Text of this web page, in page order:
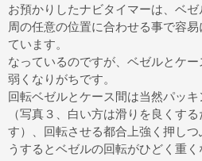
お預かりしたナビタイマーは、ベ
周の任意の位置に合わせる事で容
ています。
なっているのですが、ベゼルとケ
弱くなりがちです。
回転ベゼルとケース間は当然パッ
（写真３、白い方は滑りを良くす
す）、回転させる都合上強く押し
うするとベゼルの回転がひどく重く